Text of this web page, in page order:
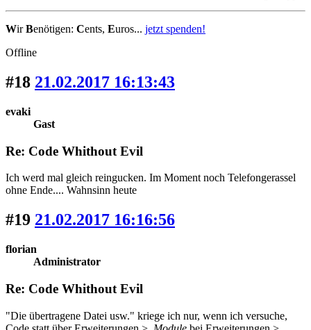
WirBenötigen: Cents, Euros... jetzt spenden!
Offline
#18 21.02.2017 16:13:43
evaki
Gast
Re: Code Whithout Evil
Ich werd mal gleich reingucken. Im Moment noch Telefongerassel
ohne Ende.... Wahnsinn heute
#19 21.02.2017 16:16:56
florian
Administrator
Re: Code Whithout Evil
"Die übertragene Datei usw." kriege ich nur, wenn ich versuche,